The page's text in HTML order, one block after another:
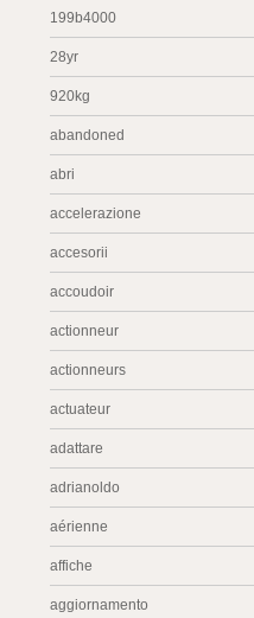
199b4000
28yr
920kg
abandoned
abri
accelerazione
accesorii
accoudoir
actionneur
actionneurs
actuateur
adattare
adrianoldo
aérienne
affiche
aggiornamento